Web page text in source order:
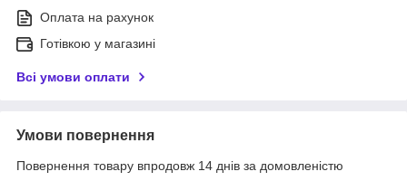
Оплата на рахунок
Готівкою у магазині
Всі умови оплати
Умови повернення
Повернення товару впродовж 14 днів за домовленістю